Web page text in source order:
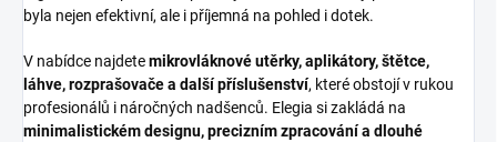
byla nejen efektivní, ale i příjemná na pohled i dotek.
V nabídce najdetemikrovláknové utěrky, aplikátory, štětce,
láhve, rozprašovače a další příslušenství, které obstojí v rukou
profesionálů i náročných nadšenců. Elegia si zakládá na
minimalistickém designu, precizním zpracování a dlouhé